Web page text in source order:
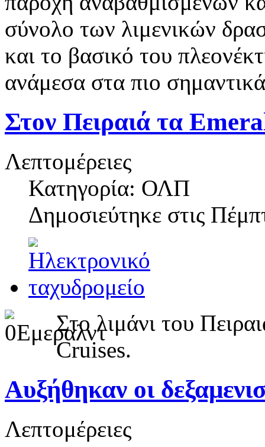
σύνολο των λιμενικών
και το βασικό του
ανάμεσα στα πιο
Στον Πειραιά τα
Λεπτομέρειες
Κατηγορία: ΟΛΠ
Δημοσιεύτηκε στις
Στο λιμάνι του
Cruises.
Αυξήθηκαν οι
Λεπτομέρειες